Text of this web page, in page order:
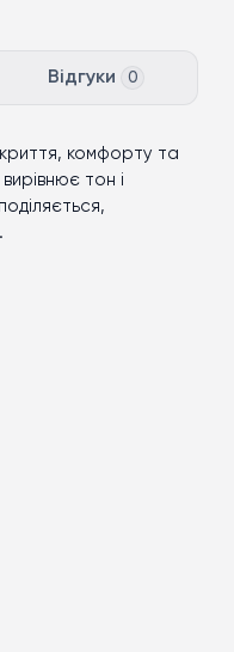
Відгуки 0
комфорту та
тон і